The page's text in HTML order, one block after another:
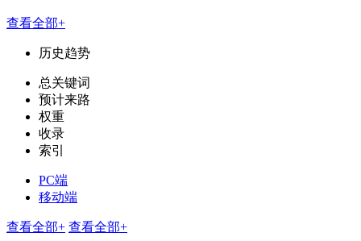
查看全部+
历史趋势
总关键词
预计来路
权重
收录
索引
PC端
移动端
查看全部+ 查看全部+